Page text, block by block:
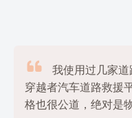

我使用过几家
穿越者汽车道路救援
格也很公道，绝对是